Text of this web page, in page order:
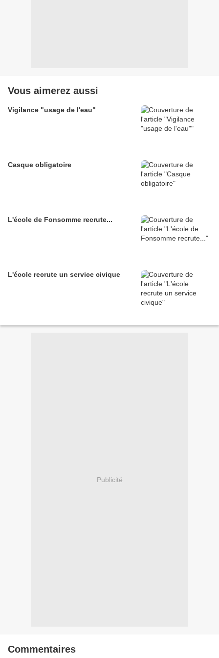
Vous aimerez aussi
Vigilance "usage de l'eau"
Casque obligatoire
L'école de Fonsomme recrute...
L'école recrute un service civique
Publicité
Commentaires